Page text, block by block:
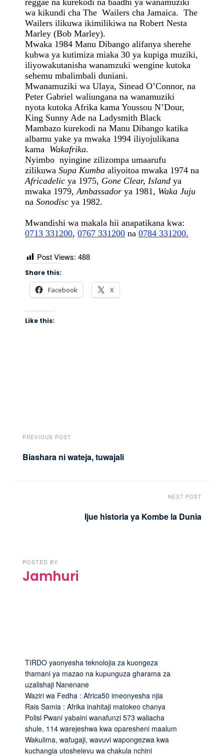
reggae na kurekodi na baadhi ya wanamuziki
wa kikundi cha The Wailers cha Jamaica. The
Wailers ilikuwa ikimilikiwa na Robert Nesta
Marley (Bob Marley).
Mwaka 1984 Manu Dibango alifanya sherehe
kubwa ya kutimiza miaka 30 ya kupiga muziki,
iliyowakutanisha wanamzuki wengine kutoka
sehemu mbalimbali duniani.
Mwanamuziki wa Ulaya, Sinead O’Connor, na
Peter Gabriel waliungana na wanamuziki
nyota kutoka Afrika kama Youssou N’Dour,
King Sunny Ade na Ladysmith Black
Mambazo kurekodi na Manu Dibango katika
albamu yake ya mwaka 1994 iliyojulikana
kama Wakafrika.
Nyimbo nyingine zilizompa umaarufu
zilikuwa Supa Kumba aliyoitoa mwaka 1974 na
Africadelic ya 1975, Gone Clear, Island ya
mwaka 1979,Ambassador ya 1981, Waka Juju
na Sonodisc ya 1982.
Mwandishi wa makala hii anapatikana kwa:
0713 331200, 0767 331200 na 0784 331200.
Post Views: 488
Share this:
Facebook X
Like this:
PREVIOUS POST
Biashara ni wateja, tuwajali
NEXT POST
Ijue historia ya Kombe la Dunia
POSTED BY
Jamhuri
TIRDO yaonyesha teknolojia za kuongeza
thamani ya mazao na kupunguza gharama za
uzalishaji Nanenane
Waziri wa Fedha : Africa50 imeonyesha njia
Rais Samia : Afrika inahitaji matokeo chanya
Polisi Pwani yabaini wanafunzi 573 waliacha
shule, 114 warejeshwa kwa oparesheni maalum
Wakulima, wafugaji, wavuvi wapongezwa kwa
kuchangia utoshelevu wa chakula nchini